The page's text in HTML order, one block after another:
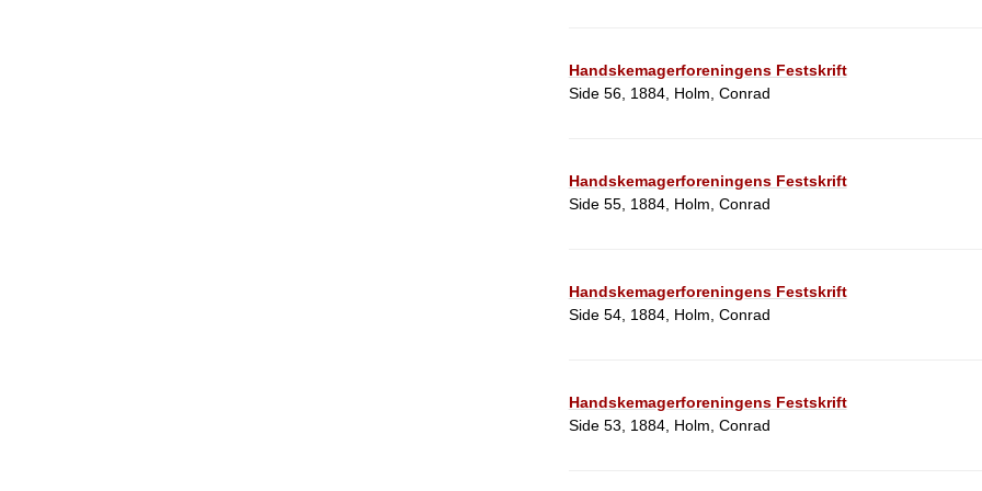
Handskemagerforeningens Festskrift
Side 56, 1884, Holm, Conrad
Handskemagerforeningens Festskrift
Side 55, 1884, Holm, Conrad
Handskemagerforeningens Festskrift
Side 54, 1884, Holm, Conrad
Handskemagerforeningens Festskrift
Side 53, 1884, Holm, Conrad